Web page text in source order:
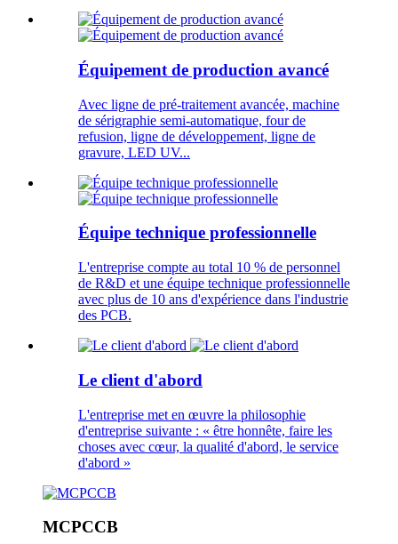
Équipement de production avancé
Avec ligne de pré-traitement avancée, machine
de sérigraphie semi-automatique, four de
refusion, ligne de développement, ligne de
gravure, LED UV...
Équipe technique professionnelle
L'entreprise compte au total 10 % de personnel
de R&D et une équipe technique professionnelle
avec plus de 10 ans d'expérience dans l'industrie
des PCB.
Le client d'abord
L'entreprise met en œuvre la philosophie
d'entreprise suivante : « être honnête, faire les
choses avec cœur, la qualité d'abord, le service
d'abord »
MCPCCB